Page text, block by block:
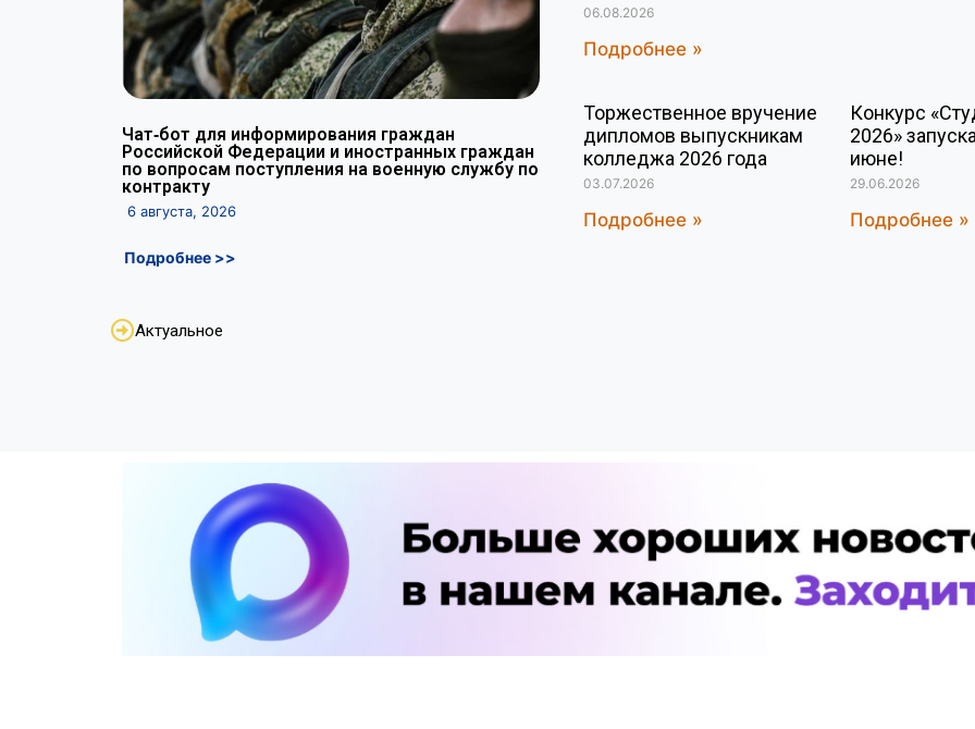
Чат‑бот для информирования граждан
Российской Федерации и иностранных граждан
по вопросам поступления на военную службу по
контракту
6 августа, 2026
Подробнее >>
Приемная комиссия активно ведет прием
заявлений и консультирования поступающих
31 июля, 2026
Подробнее >>
Актуальное
06.08.2026
Подробнее »
Торжественное вручение
дипломов выпускникам
колледжа 2026 года
03.07.2026
Подробнее »
Конкурс
2026»
июне!
29.06.2026
Подробнее »